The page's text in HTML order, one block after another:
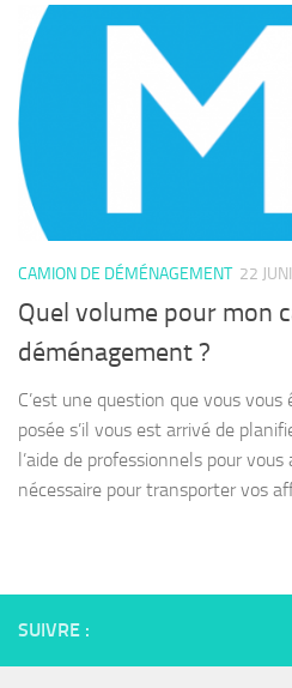
CAMION DE DÉMÉNAGEMENT 22
Quel volume pour mon
déménagement ?
C’est une question que vous
posée s’il vous est arrivé de
l’aide de professionnels pour
nécessaire pour transporter vos
SUIVRE :